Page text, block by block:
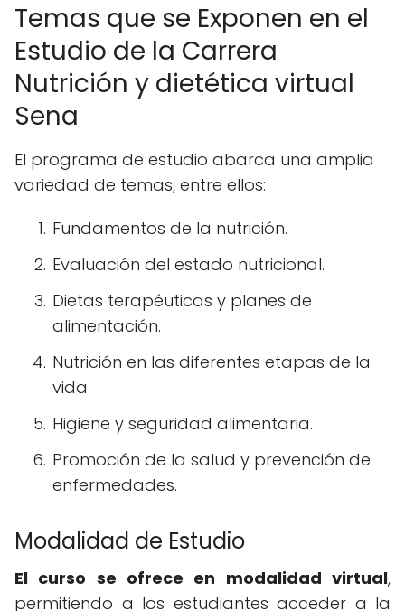
Temas que se Exponen en el
Estudio de la Carrera
Nutrición y dietética virtual
Sena
El programa de estudio abarca una amplia
variedad de temas, entre ellos:
Fundamentos de la nutrición.
Evaluación del estado nutricional.
Dietas terapéuticas y planes de
alimentación.
Nutrición en las diferentes etapas de la
vida.
Higiene y seguridad alimentaria.
Promoción de la salud y prevención de
enfermedades.
Modalidad de Estudio
El curso se ofrece en modalidad virtual,
permitiendo a los estudiantes acceder a la